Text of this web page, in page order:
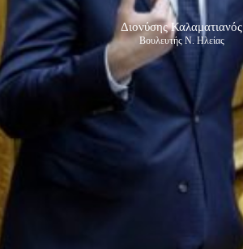
Διονύσης Καλαματιανός
Βουλευτής Ν. Ηλείας